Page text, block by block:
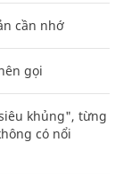
cần nhớ
gọi
khủng", từng
có nổi